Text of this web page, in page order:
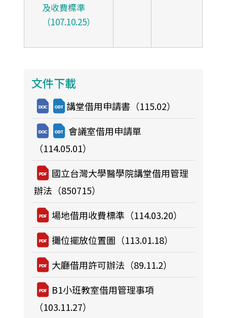
及收費標準
（107.10.25）
文件下載
講堂借用申請書（115.02）
會議室借用申請單
（114.05.01）
國立台灣大學醫學院講堂借用管理
辦法（850715）
場地借用收費標準（114.03.20）
攤位擺放位置圖（113.01.18）
大廳借用許可辦法（89.11.2）
B1小班教室借用管理事項
（103.11.27）